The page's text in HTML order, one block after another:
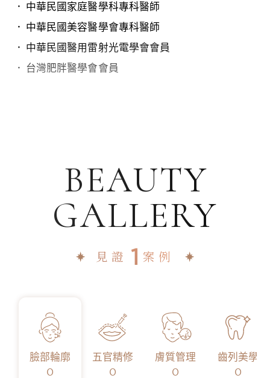
中華民國家庭醫學科專科醫師
中華民國美容醫學會專科醫師
中華民國醫用雷射光電學會會員
台灣肥胖醫學會會員
BEAUTY
GALLERY
見證 1 案例
臉部輪廓
0
五官精修
0
膚質管理
0
齒列美學
0